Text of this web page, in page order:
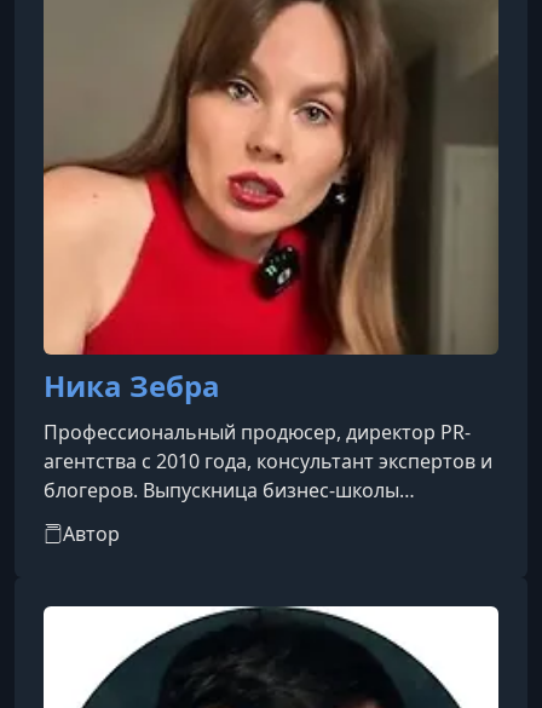
Ника Зебра
Профессиональный продюсер, директор PR-
агентства с 2010 года, консультант экспертов и
блогеров. Выпускница бизнес-школы
«Сколково». Преподавала в СПбГУ, НИУ ВШЭ,
МГТУ, РАНХиГС и Moscow Business School,
конференциях, включая «Суровый питерский
SMM», «Российскую неделю маркетинга» и
PSYCHOLOGIES DAY. Специализируется на
продвижении личного бренда, создании
Автор